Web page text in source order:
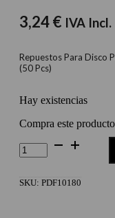
3,24€ IVA Incl.
Repuestos Para Disco
(50 Pcs)
Hay existencias
Compra este
Repuestos
para
pro
SKU: PDF10180